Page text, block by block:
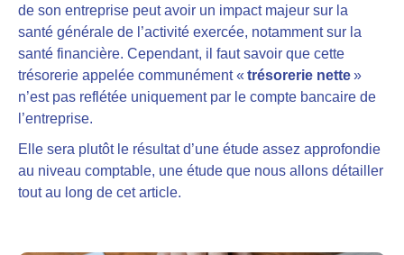
de son entreprise peut avoir un impact majeur sur la
santé générale de l’activité exercée, notamment sur la
santé financière. Cependant, il faut savoir que cette
trésorerie appelée communément « trésorerie nette»
n’est pas reflétée uniquement par le compte bancaire de
l’entreprise.
Elle sera plutôt le résultat d’une étude assez approfondie
au niveau comptable, une étude que nous allons détailler
tout au long de cet article.